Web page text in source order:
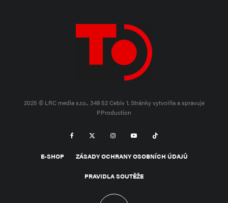
2025 © LRC media s.r.o., 349 52 Cebiv 1.Stránky vytvořila a spravuje
PProduction
E-SHOP ZÁSADY OCHRANY OSOBNÍCH ÚDAJŮ
PRAVIDLA SOUTĚŽE